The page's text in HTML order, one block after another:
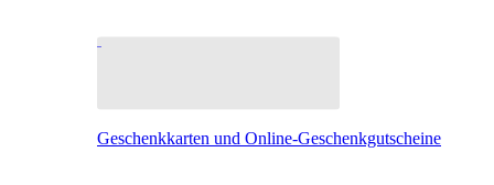
Geschenkkarten und Online-Geschenkgutscheine